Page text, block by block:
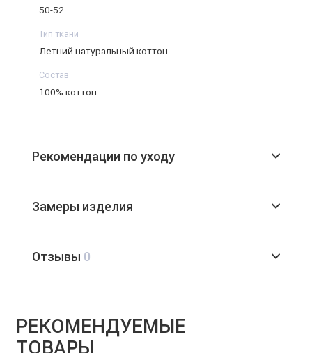
50-52
Тип ткани
Летний натуральный коттон
Состав
100% коттон
Рекомендации по уходу
Замеры изделия
Отзывы 0
РЕКОМЕНДУЕМЫЕ
ТОВАРЫ